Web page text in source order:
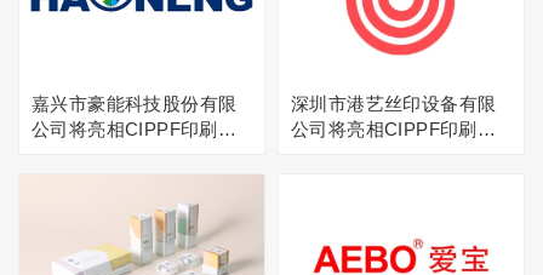
嘉兴市豪能科技股份有限
公司将亮相CIPPF印刷包
深圳市港艺丝印设备有限
公司将亮相CIPPF印刷包